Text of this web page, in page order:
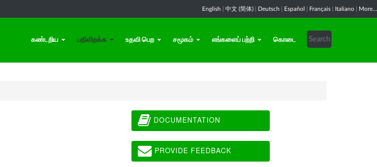
English 中文 (简体) Deutsch Español Français Italiano More...
கண்டறிய பதிவிறக்க உதவி பெற சமூகம் எங்களைப் பற்றி கொடை
DOCUMENTATION
PROVIDE FEEDBACK